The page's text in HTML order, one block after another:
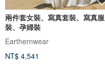
兩件套女裝、寫真套裝、寫真服
裝、孕婦裝
Earthernwear
NT$ 4,541